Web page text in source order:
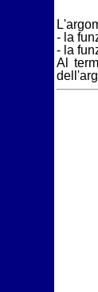
- la
- la
Al